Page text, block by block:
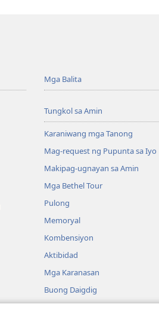
Mga Balita
Tungkol sa Amin
Karaniwang mga Tanong
Mag-request ng Pupunta sa Iyo
Makipag-ugnayan sa Amin
Mga Bethel Tour
Pulong
Memoryal
Kombensiyon
Aktibidad
Mga Karanasan
Buong Daigdig